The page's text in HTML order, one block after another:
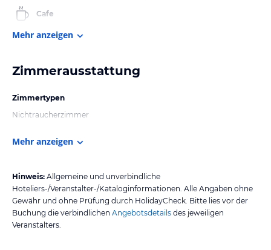
Cafe
Mehr anzeigen
Zimmerausstattung
Zimmertypen
Nichtraucherzimmer
Mehr anzeigen
Hinweis: Allgemeine und unverbindliche
Hoteliers-/Veranstalter-/Kataloginformationen. Alle Angaben ohne
Gewähr und ohne Prüfung durch HolidayCheck. Bitte lies vor der
Buchung die verbindlichen Angebotsdetails des jeweiligen
Veranstalters.